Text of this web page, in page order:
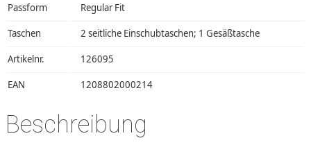
Passform Regular Fit
Taschen 2 seitliche Einschubtaschen; 1 Gesäßtasche
Artikelnr. 126095
EAN 1208802000214
Beschreibung